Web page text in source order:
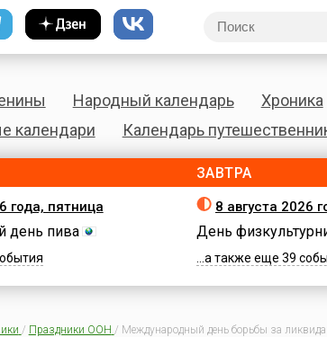
Народный календарь Хроника
календари
Календарь
года, пятница
день пива
ЗАВТРА
8 августа 2026
День
...а также еще 39
/ Праздники ООН / Международный день борьбы за